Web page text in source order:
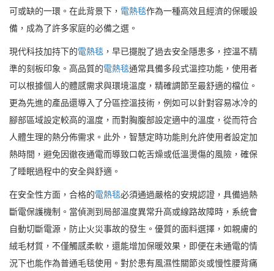
可或缺的一環。在此背景下， 電熱毯作為一種高效且經濟的保暖設
備，成為了許多家庭的必備之選。
現代科技加持下的電熱毯 ，早已擺脫了過去安全隱患多，控溫不精
準的刻板印象。高品質的電熱毯通常具備多段式溫控功能，使用者
可以根據個人的體感需求與環境溫度，精確調節至最舒適的檔位。
更為先進的產品還導入了分區控溫技術，例如可以針對容易冰冷的
腳部區域設定較高的溫度，而對胸腹部設定適中的溫度，從而符合
人體生理的熱分佈需求。此外，智慧定時功能則允許使用者設定加
熱時間，避免因徹夜通電而導致口乾舌燥或低溫燙傷的風險，確保
了睡眠過程中的安全與舒適。
在安全性方面，合格的電熱毯必須通過嚴格的安規認證，具備過熱
斷電保護機制。當偵測到局部溫度異常升高或線路故障時，系統會
自動切斷電源，防止火災事故的發生。優質的面料選擇，如親膚的
絨毛材質，不僅觸感柔軟，還能增加保暖效果，即便在未通電的情
況下也能作為普通毛毯使用。對於患有風濕性關節炎或慢性腰背痛